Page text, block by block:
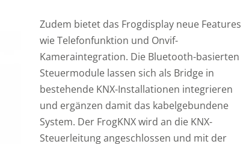
Zudem bietet das Frogdisplay neue Features
wie Telefonfunktion und Onvif-
Kameraintegration. Die Bluetooth-basierten
Steuermodule lassen sich als Bridge in
bestehende KNX-Installationen integrieren
und ergänzen damit das kabelgebundene
System. Der FrogKNX wird an die KNX-
Steuerleitung angeschlossen und mit der